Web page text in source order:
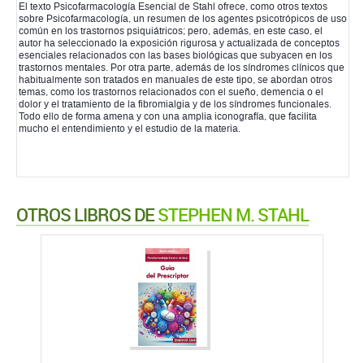
El texto Psicofarmacología Esencial de Stahl ofrece, como otros textos
sobre Psicofarmacología, un resumen de los agentes psicotrópicos de uso
común en los trastornos psiquiátricos; pero, además, en este caso, el
autor ha seleccionado la exposición rigurosa y actualizada de conceptos
esenciales relacionados con las bases biológicas que subyacen en los
trastornos mentales. Por otra parte, además de los síndromes clínicos que
habitualmente son tratados en manuales de este tipo, se abordan otros
temas, como los trastornos relacionados con el sueño, demencia o el
dolor y el tratamiento de la fibromialgia y de los síndromes funcionales.
Todo ello de forma amena y con una amplia iconografía, que facilita
mucho el entendimiento y el estudio de la materia.
OTROS LIBROS DESTEPHEN M. STAHL